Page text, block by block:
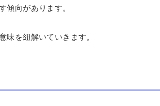
向があります。
を紐解いていきます。